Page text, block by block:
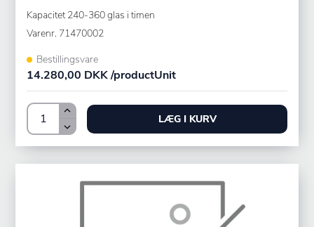
Kapacitet 240-360 glas i timen
Varenr. 71470002
Bestillingsvare
14.280,00 DKK /productUnit
LÆG I KURV